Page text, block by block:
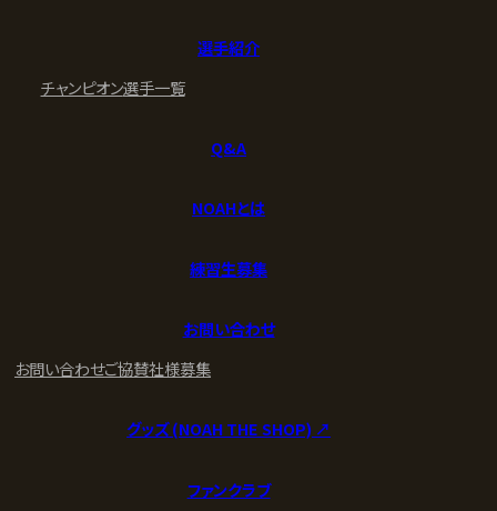
選手紹介
チャンピオン選手一覧
Q&A
NOAHとは
練習生募集
お問い合わせ
お問い合わせご協賛社様募集
グッズ (NOAH THE SHOP) ↗︎
ファンクラブ